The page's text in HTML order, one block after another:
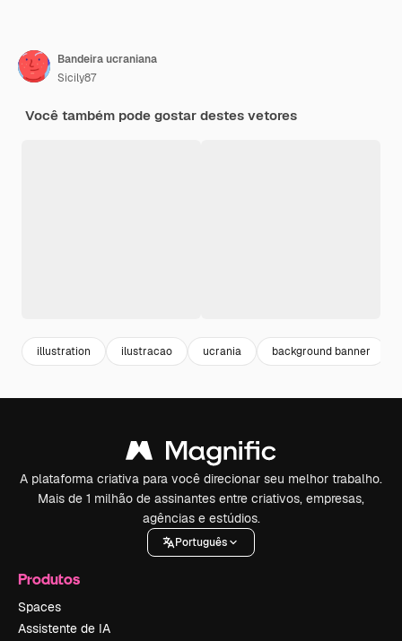
Bandeira ucraniana
Sicily87
Você também pode gostar destes vetores
illustration ilustracao ucrania background banner
A plataforma criativa para você direcionar seu melhor trabalho.
Mais de 1 milhão de assinantes entre criativos, empresas,
agências e estúdios.
Português
Produtos
Spaces
Assistente de IA